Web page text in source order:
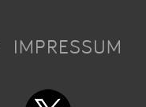
IMPRESSUM